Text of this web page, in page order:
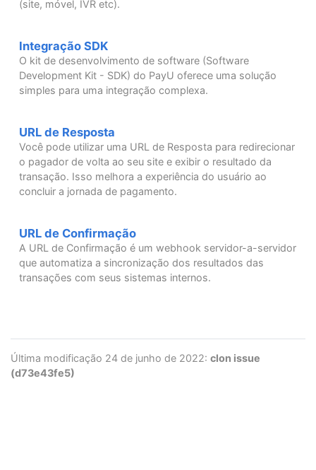
(site, móvel, IVR etc).
Integração SDK
O kit de desenvolvimento de software (Software
Development Kit - SDK) do PayU oferece uma solução
simples para uma integração complexa.
URL de Resposta
Você pode utilizar uma URL de Resposta para redirecionar
o pagador de volta ao seu site e exibir o resultado da
transação. Isso melhora a experiência do usuário ao
concluir a jornada de pagamento.
URL de Confirmação
A URL de Confirmação é um webhook servidor-a-servidor
que automatiza a sincronização dos resultados das
transações com seus sistemas internos.
Última modificação 24 de junho de 2022: clon issue
(d73e43fe5)